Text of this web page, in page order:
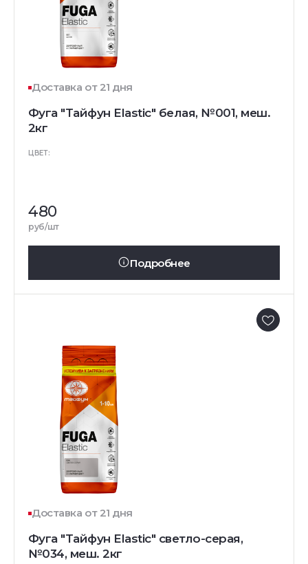
Доставка от 21 дня
Фуга "Тайфун Elastic" белая, №001, меш.
2кг
ЦВЕТ:
480
руб/шт
Подробнее
Доставка от 21 дня
Фуга "Тайфун Elastic" светло-серая,
№034, меш. 2кг